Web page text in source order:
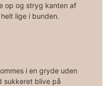
op og stryg kanten af
lige i bunden.
i en gryde uden
sukkeret blive på